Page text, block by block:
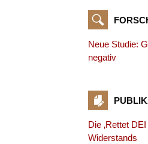
Neue Studie:
negativ
Die ‚Rettet
Widerstands